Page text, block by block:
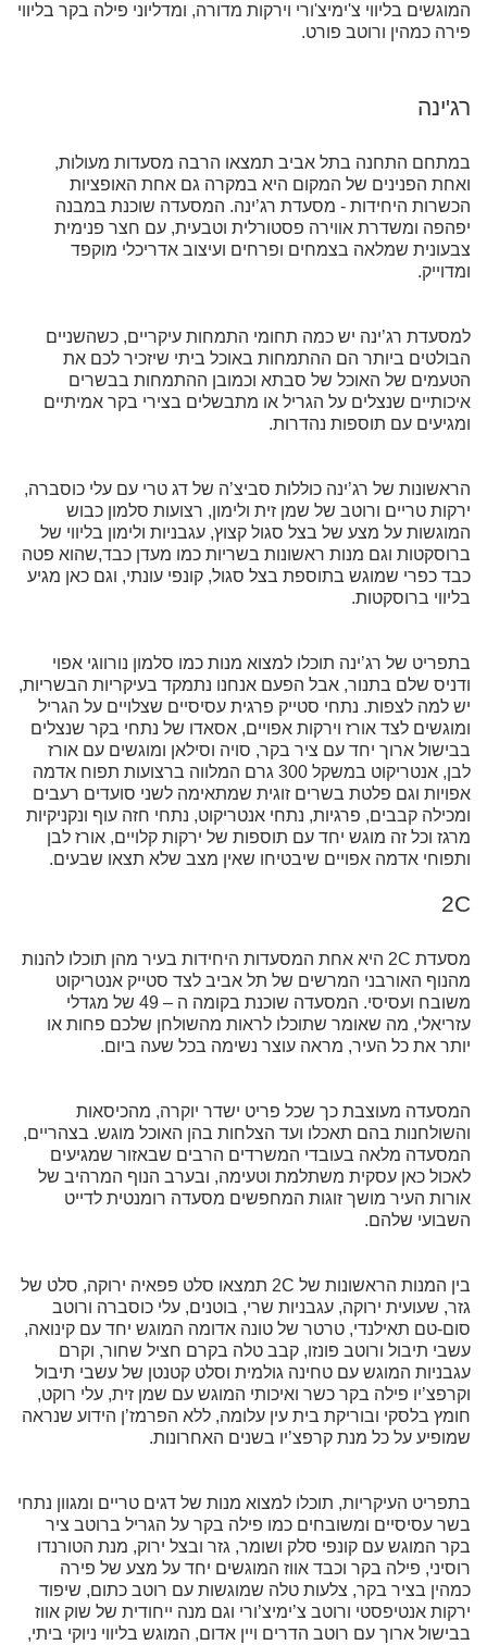
המוגשים בליווי צ'ימיצ'ורי וירקות מדורה, ומדליוני פילה בקר בליווי
פירה כמהין ורוטב פורט.
רג'ינה
במתחם התחנה בתל אביב תמצאו הרבה מסעדות מעולות,
ואחת הפנינים של המקום היא במקרה גם אחת האופציות
הכשרות היחידות - מסעדת רג’ינה. המסעדה שוכנת במבנה
יפהפה ומשדרת אווירה פסטורלית וטבעית, עם חצר פנימית
צבעונית שמלאה בצמחים ופרחים ועיצוב אדריכלי מוקפד
ומדוייק.
למסעדת רג’ינה יש כמה תחומי התמחות עיקריים, כשהשניים
הבולטים ביותר הם ההתמחות באוכל ביתי שיזכיר לכם את
הטעמים של האוכל של סבתא וכמובן ההתמחות בבשרים
איכותיים שנצלים על הגריל או מתבשלים בצירי בקר אמיתיים
ומגיעים עם תוספות נהדרות.
הראשונות של רג’ינה כוללות סביצ’ה של דג טרי עם עלי כוסברה,
ירקות טריים ורוטב של שמן זית ולימון, רצועות סלמון כבוש
המוגשות על מצע של בצל סגול קצוץ, עגבניות ולימון בליווי של
ברוסקטות וגם מנות ראשונות בשריות כמו מעדן כבד,שהוא פטה
כבד כפרי שמוגש בתוספת בצל סגול, קונפי עונתי, וגם כאן מגיע
בליווי ברוסקטות.
בתפריט של רג’ינה תוכלו למצוא מנות כמו סלמון נורווגי אפוי
ודניס שלם בתנור, אבל הפעם אנחנו נתמקד בעיקריות הבשריות,
יש למה לצפות. נתחי סטייק פרגית עסיסיים שצלויים על הגריל
ומוגשים לצד אורז וירקות אפויים, אסאדו של נתחי בקר שנצלים
בבישול ארוך יחד עם ציר בקר, סויה וסילאן ומוגשים עם אורז
לבן, אנטריקוט במשקל 300 גרם המלווה ברצועות תפוח אדמה
אפויות וגם פלטת בשרים זוגית שמתאימה לשני סועדים רעבים
ומכילה קבבים, פרגיות, נתחי אנטריקוט, נתחי חזה עוף ונקניקיות
מרגז וכל זה מוגש יחד עם תוספות של ירקות קלויים, אורז לבן
ותפוחי אדמה אפויים שיבטיחו שאין מצב שלא תצאו שבעים.
2C
מסעדת 2C היא אחת המסעדות היחידות בעיר מהן תוכלו להנות
מהנוף האורבני המרשים של תל אביב לצד סטייק אנטריקוט
משובח ועסיסי. המסעדה שוכנת בקומה ה – 49 של מגדלי
עזריאלי, מה שאומר שתוכלו לראות מהשולחן שלכם פחות או
יותר את כל העיר, מראה עוצר נשימה בכל שעה ביום.
המסעדה מעוצבת כך שכל פריט ישדר יוקרה, מהכיסאות
והשולחנות בהם תאכלו ועד הצלחות בהן האוכל מוגש. בצהריים,
המסעדה מלאה בעובדי המשרדים הרבים שבאזור שמגיעים
לאכול כאן עסקית משתלמת וטעימה, ובערב הנוף המרהיב של
אורות העיר מושך זוגות המחפשים מסעדה רומנטית לדייט
השבועי שלהם.
בין המנות הראשונות של 2C תמצאו סלט פפאיה ירוקה, סלט של
גזר, שעועית ירוקה, עגבניות שרי, בוטנים, עלי כוסברה ורוטב
סום-טם תאילנדי, טרטר של טונה אדומה המוגש יחד עם קינואה,
עשבי תיבול ורוטב פונזו, קבב טלה בקרם חציל שחור, וקרם
עגבניות המוגש עם טחינה גולמית וסלט קטנטן של עשבי תיבול
וקרפצ’יו פילה בקר כשר ואיכותי המוגש עם שמן זית, עלי רוקט,
חומץ בלסקי ובוריקת בית עין עלומה, ללא הפרמז’ן הידוע שנראה
שמופיע על כל מנת קרפצ’יו בשנים האחרונות.
בתפריט העיקריות, תוכלו למצוא מנות של דגים טריים ומגוון נתחי
בשר עסיסיים ומשובחים כמו פילה בקר על הגריל ברוטב ציר
בקר המוגש עם קונפי סלק ושומר, גזר ובצל ירוק, מנת הטורנדו
רוסיני, פילה בקר וכבד אווז המוגשים יחד על מצע של פירה
כמהין בציר בקר, צלעות טלה שמוגשות עם רוטב כתום, שיפוד
ירקות אנטיפסטי ורוטב צ’ימיצ’ורי וגם מנה ייחודית של שוק אווז
בבישול ארוך עם רוטב הדרים ויין אדום, המוגש בליווי ניוקי ביתי,